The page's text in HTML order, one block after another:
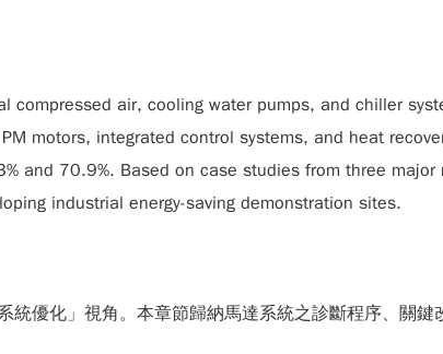
compressed air, cooling water pumps, and chiller
motors, integrated control systems, and heat
and 70.9%. Based on case studies from three
industrial energy-saving demonstration sites.
優化」視角。本章節歸納馬達系統之診斷程序、關鍵